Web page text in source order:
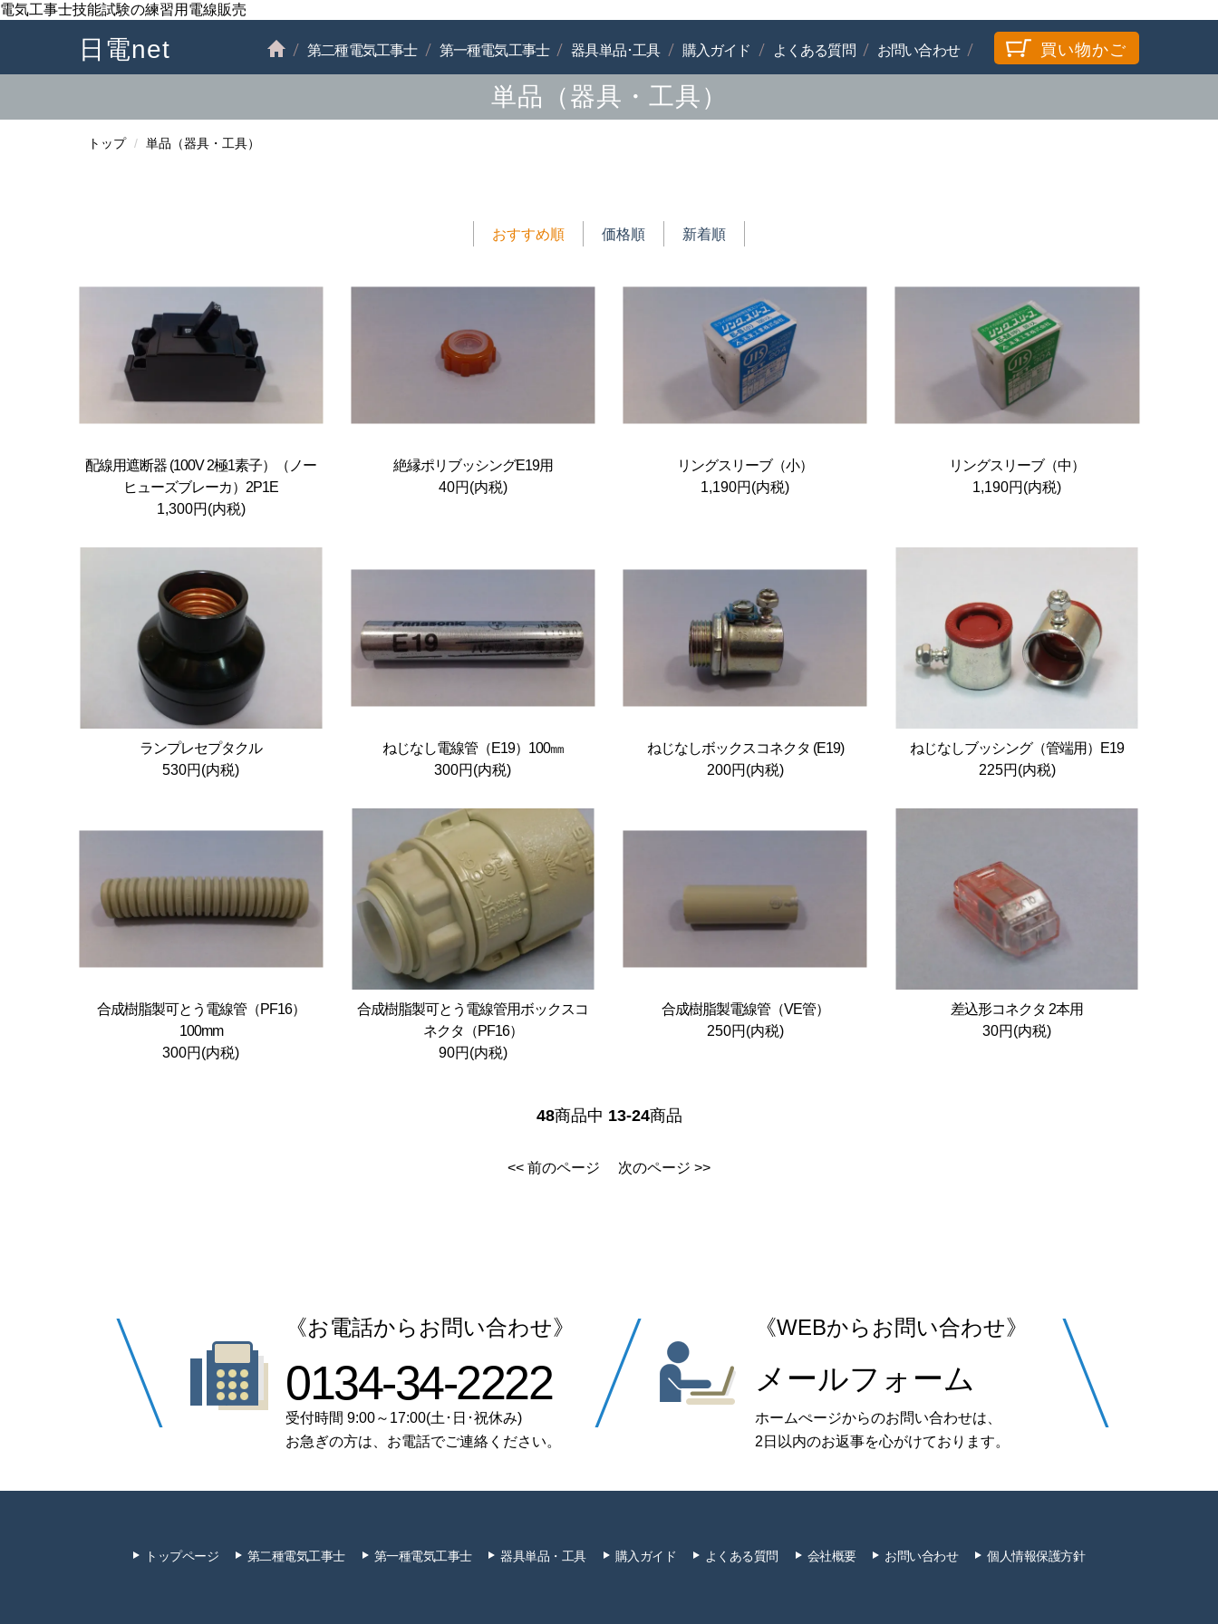
電気工事士技能試験の練習用電線販売
日電net 第二種電気工事士 第一種電気工事士 器具単品･工具 購入ガイド よくある質問 お問い合わせ 買い物かご
単品（器具・工具）
トップ 単品（器具・工具）
おすすめ順 価格順 新着順
配線用遮断器 (100V 2極1素子）（ノー
ヒューズブレーカ）2P1E
1,300円(内税)
絶縁ポリブッシングE19用
40円(内税)
リングスリーブ（小）
1,190円(内税)
リングスリーブ（中）
1,190円(内税)
ランプレセプタクル
530円(内税)
ねじなし電線管（E19）100㎜
300円(内税)
ねじなしボックスコネクタ (E19)
200円(内税)
ねじなしブッシング（管端用）E19
225円(内税)
合成樹脂製可とう電線管（PF16）
100mm
300円(内税)
合成樹脂製可とう電線管用ボックスコ
ネクタ（PF16）
90円(内税)
合成樹脂製電線管（VE管）
250円(内税)
差込形コネクタ 2本用
30円(内税)
48商品中 13-24商品
<< 前のページ 次のページ >>
《お電話からお問い合わせ》
0134-34-2222
受付時間 9:00～17:00(土･日･祝休み)
お急ぎの方は、お電話でご連絡ください。
《WEBからお問い合わせ》
メールフォーム
ホームぺージからのお問い合わせは、
2日以内のお返事を心がけております。
トップページ 第二種電気工事士 第一種電気工事士 器具単品・工具 購入ガイド よくある質問 会社概要 お問い合わせ 個人情報保護方針